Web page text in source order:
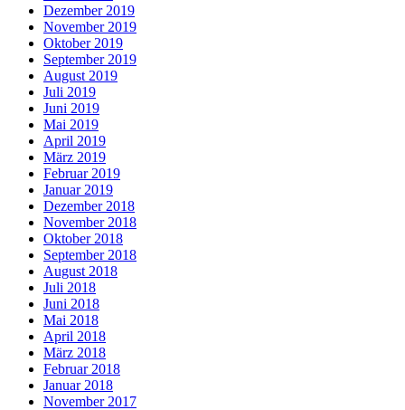
Dezember 2019
November 2019
Oktober 2019
September 2019
August 2019
Juli 2019
Juni 2019
Mai 2019
April 2019
März 2019
Februar 2019
Januar 2019
Dezember 2018
November 2018
Oktober 2018
September 2018
August 2018
Juli 2018
Juni 2018
Mai 2018
April 2018
März 2018
Februar 2018
Januar 2018
November 2017